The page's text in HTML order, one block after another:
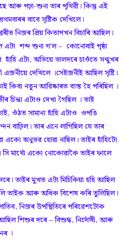
আৰু পঢ়া-শুনা তাৰ পৃথিৱী। কিন্তু এই
বাবে সৃষ্টিক দেখিলে।
নিজৰ প্ৰিয় কিতাপখন বিচাৰি আছিল।
এটা শব্দ শুনা গ'ল – কোনোবাই পৃষ্ঠা
এটা, অভিয়ে ভালদৰে চাওঁতে সন্মুখৰ
দেখিলে ।সেইজনীই আছিল সৃষ্টি।
কিবা নতুন আৱিষ্কাৰত ব্যস্ত হৈ পৰিছিল ।
চিন্তা এটাও দেখা গৈছিল । তাই
ওঁঠত সামান্য হাঁহি এটাও ওপঙি
বাঢ়িল। তাৰ এনে লাগিছিল যে তাৰ
অনুভৱ হোৱা নাছিল। তাইৰ হাঁহিটো
মাথোঁ একো নোকোৱাকৈ তাইৰ ফালে
তাইৰ মুখত এটা মিচিকিয়া হহি আছিল
তাইক আৰু অধিক বিশেষ কৰি তুলিছিল।
নিজৰ উপস্থিতিৰে পৰিৱেশটোক
শিশুৰ দৰে – বিশুদ্ধ, নিৰ্দোষী, আৰু
।